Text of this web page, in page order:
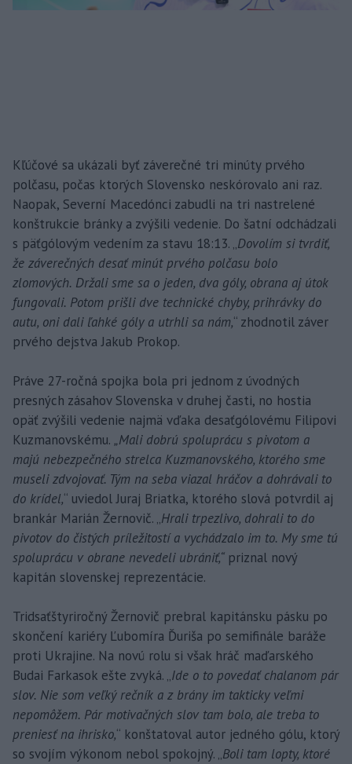
Kľúčové sa ukázali byť záverečné tri minúty prvého
polčasu, počas ktorých Slovensko neskórovalo ani raz.
Naopak, Severní Macedónci zabudli na tri nastrelené
konštrukcie bránky a zvýšili vedenie. Do šatní odchádzali
s päťgólovým vedením za stavu 18:13. „Dovolím si tvrdiť,
že záverečných desať minút prvého polčasu bolo
zlomových. Držali sme sa o jeden, dva góly, obrana aj útok
fungovali. Potom prišli dve technické chyby, prihrávky do
autu, oni dali ľahké góly a utrhli sa nám,“ zhodnotil záver
prvého dejstva Jakub Prokop.
Práve 27-ročná spojka bola pri jednom z úvodných
presných zásahov Slovenska v druhej časti, no hostia
opäť zvýšili vedenie najmä vďaka desaťgólovému Filipovi
Kuzmanovskému. „Mali dobrú spoluprácu s pivotom a
majú nebezpečného strelca Kuzmanovského, ktorého sme
museli zdvojovať. Tým na seba viazal hráčov a dohrávali to
do krídel,“ uviedol Juraj Briatka, ktorého slová potvrdil aj
brankár Marián Žernovič. „Hrali trpezlivo, dohrali to do
pivotov do čistých príležitostí a vychádzalo im to. My sme tú
spoluprácu v obrane nevedeli ubrániť,“ priznal nový
kapitán slovenskej reprezentácie.
Tridsaťštyriročný Žernovič prebral kapitánsku pásku po
skončení kariéry Ľubomíra Ďuriša po semifinále baráže
proti Ukrajine. Na novú rolu si však hráč maďarského
Budai Farkasok ešte zvyká. „Ide o to povedať chalanom pár
slov. Nie som veľký rečník a z brány im takticky veľmi
nepomôžem. Pár motivačných slov tam bolo, ale treba to
preniesť na ihrisko,“ konštatoval autor jedného gólu, ktorý
so svojím výkonom nebol spokojný. „Boli tam lopty, ktoré